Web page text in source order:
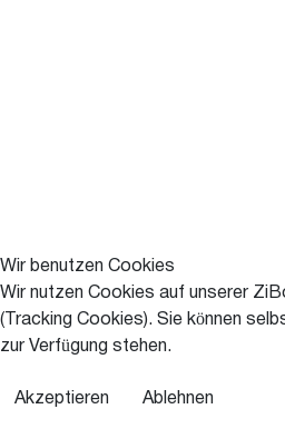
Wir benutzen Cookies
Wir nutzen Cookies auf unserer
(Tracking Cookies). Sie können
zur Verfügung stehen.
Akzeptieren Ablehnen